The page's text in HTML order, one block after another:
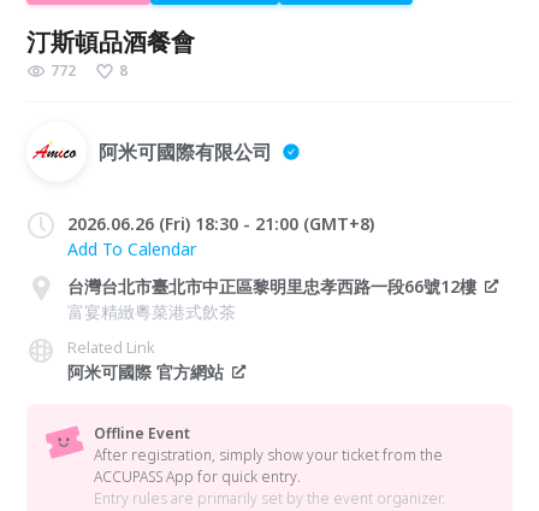
汀斯頓品酒餐會
772 8
阿米可國際有限公司
2026.06.26 (Fri) 18:30 - 21:00 (GMT+8)
Add To Calendar
台灣台北市臺北市中正區黎明里忠孝西路一段66號12樓
富宴精緻粵菜港式飲茶
Related Link
阿米可國際 官方網站
Offline Event
After registration, simply show your ticket from the
ACCUPASS App for quick entry.
Entry rules are primarily set by the event organizer.